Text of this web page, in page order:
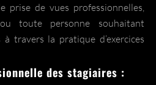
prise de vues professionnelles,
ou toute personne souhaitant
travers la pratique d’exercices
des stagiaires :